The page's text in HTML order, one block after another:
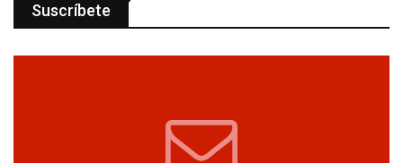
Suscríbete